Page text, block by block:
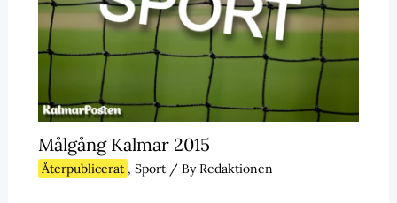
Målgång Kalmar 2015
Återpublicerat , Sport/ ByRedaktionen